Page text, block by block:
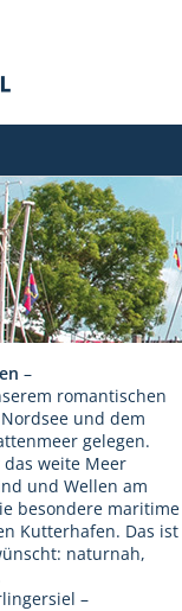
–
romantischen
und dem
gelegen.
das weite Meer
und Wellen am
besondere maritime
Kutterhafen. Das ist
naturnah,
–